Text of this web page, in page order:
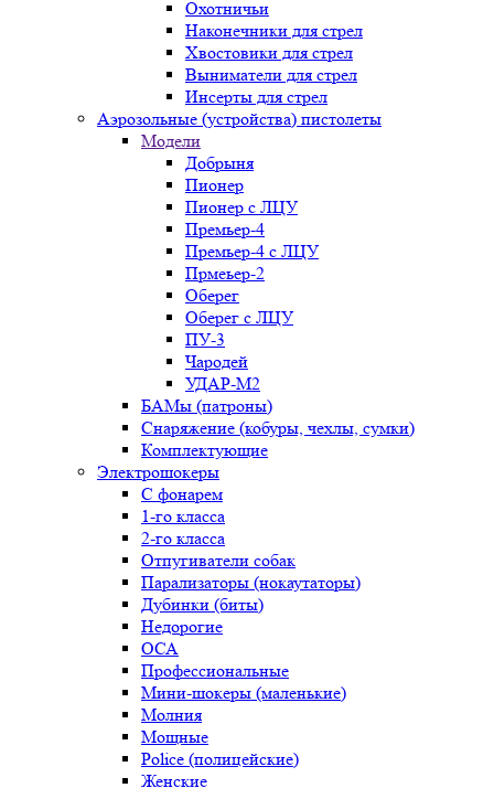
Охотничьи
Наконечники для стрел
Хвостовики для стрел
Выниматели для стрел
Инсерты для стрел
Аэрозольные (устройства) пистолеты
Модели
Добрыня
Пионер
Пионер с ЛЦУ
Премьер-4
Премьер-4 с ЛЦУ
Прмеьер-2
Оберег
Оберег с ЛЦУ
ПУ-3
Чародей
УДАР-М2
БАМы (патроны)
Снаряжение (кобуры, чехлы, сумки)
Комплектующие
Электрошокеры
С фонарем
1-го класса
2-го класса
Отпугиватели собак
Парализаторы (нокаутаторы)
Дубинки (биты)
Недорогие
ОСА
Профессиональные
Мини-шокеры (маленькие)
Молния
Мощные
Police (полицейские)
Женские